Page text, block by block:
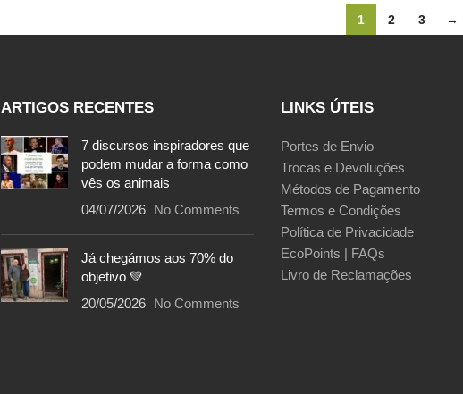
1 2 3 →
ARTIGOS RECENTES
7 discursos inspiradores que
podem mudar a forma como
vês os animais
04/07/2026 No Comments
Já chegámos aos 70% do
objetivo 💚
20/05/2026 No Comments
LINKS ÚTEIS
Portes de Envio
Trocas e Devoluções
Métodos de Pagamento
Termos e Condições
Política de Privacidade
EcoPoints | FAQs
Livro de Reclamações